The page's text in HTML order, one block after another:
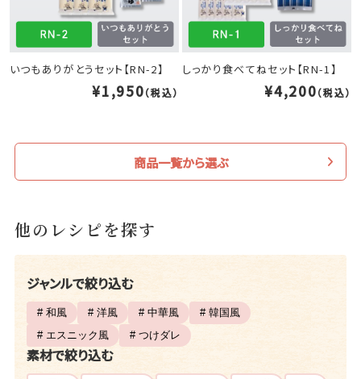
いつもありがとうセット【RN-2】
¥1,950（税込）
しっかり食べてねセット【RN-1】
¥4,200（税込）
商品一覧から選ぶ
他のレシピを探す
ジャンルで絞り込む
# 和風 # 洋風 # 中華風
# 韓国風
# エスニック風
# つけダレ
素材で絞り込む